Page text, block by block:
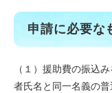
申請に必要な
（１）援助費の振込
者氏名と同一名義の普